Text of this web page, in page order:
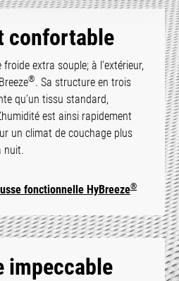
confortable
extra souple; à l'extérieur,
®. Sa structure en trois
qu’un tissu standard,
est ainsi rapidement
un climat de couchage plus
nuit.
fonctionnelle HyBreeze®
impeccable